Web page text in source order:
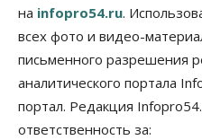
07 Августа 2026, 11:30
Общество
Деньгами будут
школах Новосибирской
инициативное
07 Августа 2026, 11:00
на infopro54.ru.
всех фото и видео-
письменного разрешения
аналитического портала
портал. Редакция
ответственность за: